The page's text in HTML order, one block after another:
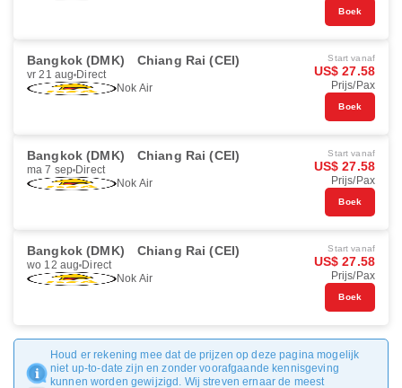
Boek
Bangkok (DMK) Chiang Rai (CEI)
vr 21 aug Direct
Nok Air
Start vanaf
US$ 27.58
Prijs/Pax
Boek
Bangkok (DMK) Chiang Rai (CEI)
ma 7 sep Direct
Nok Air
Start vanaf
US$ 27.58
Prijs/Pax
Boek
Bangkok (DMK) Chiang Rai (CEI)
wo 12 aug Direct
Nok Air
Start vanaf
US$ 27.58
Prijs/Pax
Boek
Houd er rekening mee dat de prijzen op deze pagina mogelijk
niet up-to-date zijn en zonder voorafgaande kennisgeving
kunnen worden gewijzigd. Wij streven ernaar de meest